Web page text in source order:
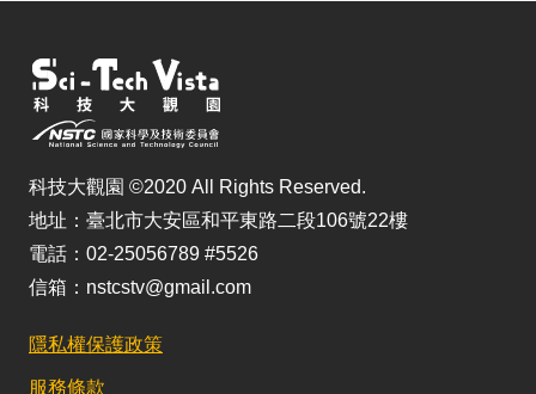
科技大觀園 ©2020 All Rights Reserved.
地址：臺北市大安區和平東路二段106號22樓
電話：02-25056789 #5526
信箱：nstcstv@gmail.com
隱私權保護政策
服務條款